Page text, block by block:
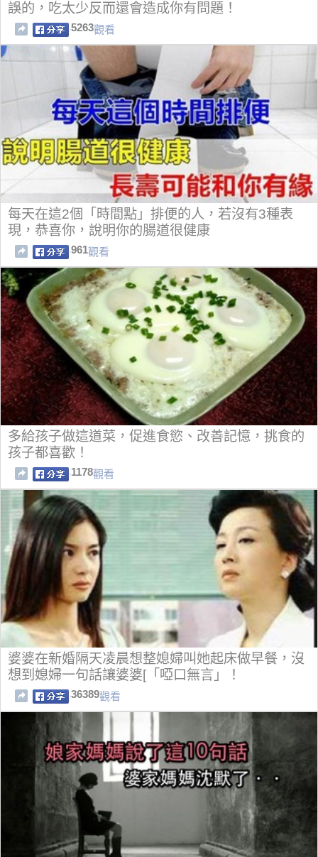
誤的，吃太少反而還會造成你有問題！
5263觀看
每天在這2個「時間點」排便的人，若沒有3種表
現，恭喜你，說明你的腸道很健康
961觀看
多給孩子做這道菜，促進食慾、改善記憶，挑食的
孩子都喜歡！
1178觀看
婆婆在新婚隔天凌晨想整媳婦叫她起床做早餐，沒
想到媳婦一句話讓婆婆[「啞口無言」！
36389觀看